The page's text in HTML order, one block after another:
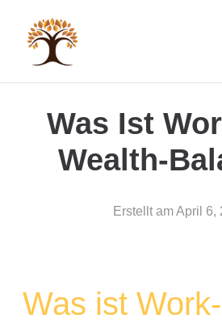
Was Ist
Wealth-
Erstellt amApril 6,
Was ist